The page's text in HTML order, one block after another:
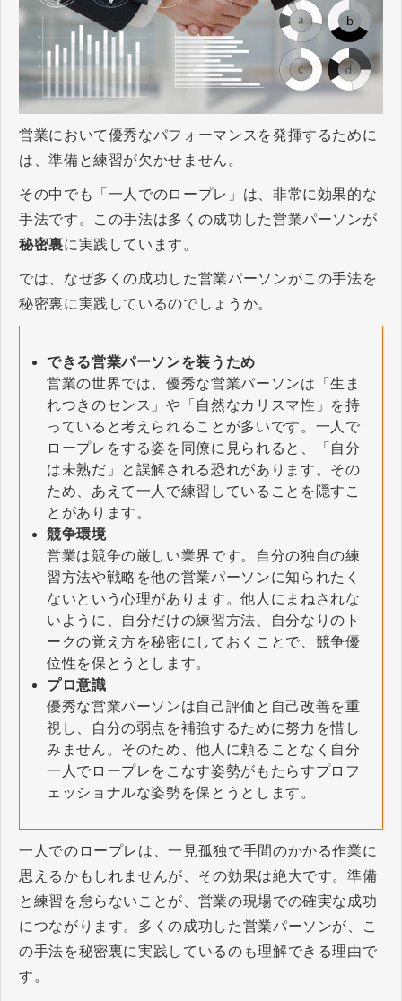
営業において優秀なパフォーマンスを発揮するために
は、準備と練習が欠かせません。
その中でも「一人でのロープレ」は、非常に効果的な
手法です。この手法は多くの成功した営業パーソンが
秘密裏に実践しています。
では、なぜ多くの成功した営業パーソンがこの手法を
秘密裏に実践しているのでしょうか。
できる営業パーソンを装うため
営業の世界では、優秀な営業パーソンは「生ま
れつきのセンス」や「自然なカリスマ性」を持
っていると考えられることが多いです。一人で
ロープレをする姿を同僚に見られると、「自分
は未熟だ」と誤解される恐れがあります。その
ため、あえて一人で練習していることを隠すこ
とがあります。
競争環境
営業は競争の厳しい業界です。自分の独自の練
習方法や戦略を他の営業パーソンに知られたく
ないという心理があります。他人にまねされな
いように、自分だけの練習方法、自分なりのト
ークの覚え方を秘密にしておくことで、競争優
位性を保とうとします。
プロ意識
優秀な営業パーソンは自己評価と自己改善を重
視し、自分の弱点を補強するために努力を惜し
みません。そのため、他人に頼ることなく自分
一人でロープレをこなす姿勢がもたらすプロフ
ェッショナルな姿勢を保とうとします。
一人でのロープレは、一見孤独で手間のかかる作業に
思えるかもしれませんが、その効果は絶大です。準備
と練習を怠らないことが、営業の現場での確実な成功
につながります。多くの成功した営業パーソンが、こ
の手法を秘密裏に実践しているのも理解できる理由で
す。